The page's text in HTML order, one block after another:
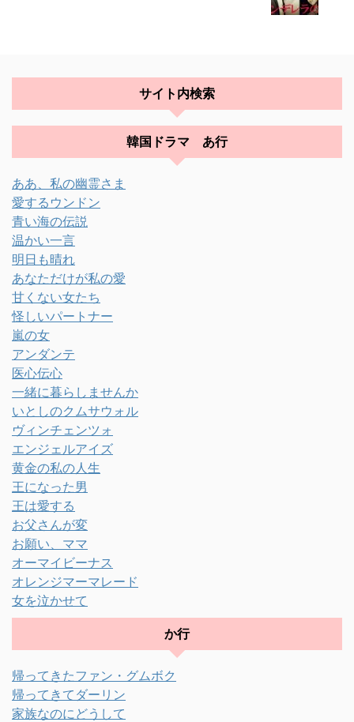
サイト内検索
韓国ドラマ あ行
ああ、私の幽霊さま
愛するウンドン
青い海の伝説
温かい一言
明日も晴れ
あなただけが私の愛
甘くない女たち
怪しいパートナー
嵐の女
アンダンテ
医心伝心
一緒に暮らしませんか
いとしのクムサウォル
ヴィンチェンツォ
エンジェルアイズ
黄金の私の人生
王になった男
王は愛する
お父さんが変
お願い、ママ
オーマイビーナス
オレンジマーマレード
女を泣かせて
か行
帰ってきたファン・グムボク
帰ってきてダーリン
家族なのにどうして